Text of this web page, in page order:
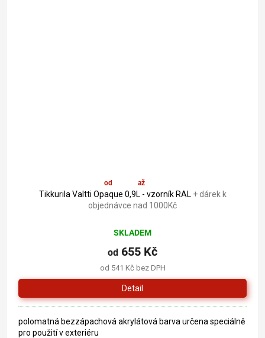
od až
Tikkurila Valtti Opaque 0,9L - vzorník RAL + dárek k
objednávce nad 1000Kč
SKLADEM
od 541 Kč bez DPH
od 655 Kč
Detail
polomatná bezzápachová akrylátová barva určena speciálně
pro použití v exteriéru